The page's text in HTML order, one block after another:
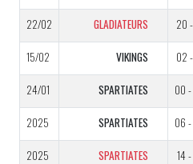
22/02 GLADIATEURS 20
15/02 VIKINGS 02
24/01 SPARTIATES 00
2025 SPARTIATES 06
2025 SPARTIATES 14